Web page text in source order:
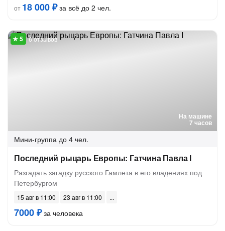
от 18 000 ₽за всё до 2 чел.
На машине
7 часов
6 отзывов
Мини-группа до 4 чел.
Последний рыцарь Европы: Гатчина Павла I
Разгадать загадку русского Гамлета в его владениях под
Петербургом
15 авг в 11:00 23 авг в 11:00
7000 ₽за человека